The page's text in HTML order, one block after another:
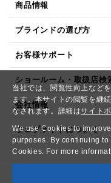
当社では、閲覧性向上など
ます。本サイトの閲覧を継
なされます。詳細はサイト
We use Cookies to
purposes. By continuing
Cookies. For more
商品情報
ブラインドの選び方
お客様サポート
ショールーム・取扱店検
会社情報
ウェブサイトについて
Copyright©